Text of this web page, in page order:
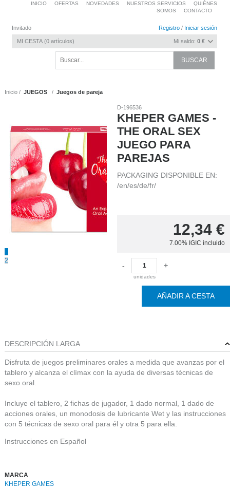
Invitado Registro / Iniciar sesión
MI CESTA 0 artículos Mi saldo: 0 €
INICIO OFERTAS NOVEDADES NUESTROS SERVICIOS
QUIÉNES
SOMOS
CONTACTO
Inicio JUEGOS Juegos de pareja
2
D-196536
KHEPER GAMES -
THE ORAL SEX
JUEGO PARA
PAREJAS
PACKAGING DISPONIBLE EN:
/en/es/de/fr/
12,34 €
7.00% IGIC incluido
-
unidades
+
AÑADIR A CESTA
DESCRIPCIÓN LARGA
Disfruta de juegos preliminares orales a medida que avanzas por el
tablero y alcanza el clímax con la ayuda de diversas técnicas de
sexo oral.
Incluye el tablero, 2 fichas de jugador, 1 dado normal, 1 dado de
acciones orales, un monodosis de lubricante Wet y las instrucciones
con 5 técnicas de sexo oral para él y otra 5 para ella.
Instrucciones en Español
MARCA
KHEPER GAMES